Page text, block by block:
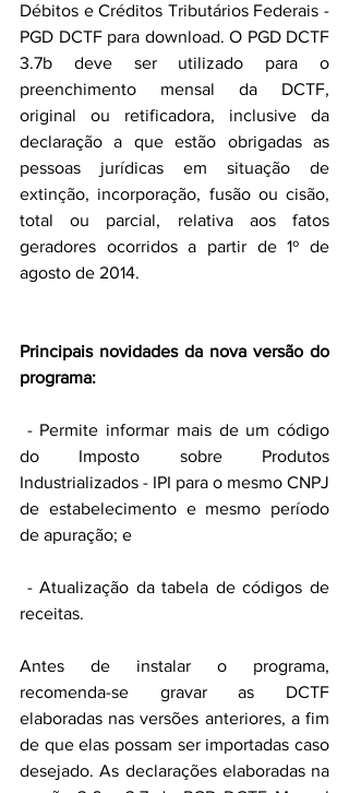
Débitos e Créditos Tributários Federais -
PGD DCTF para download. O PGD DCTF
3.7b deve ser utilizado para o
preenchimento mensal da DCTF,
original ou retificadora, inclusive da
declaração a que estão obrigadas as
pessoas jurídicas em situação de
extinção, incorporação, fusão ou cisão,
total ou parcial, relativa aos fatos
geradores ocorridos a partir de 1º de
agosto de 2014.
Principais novidades da nova versão do
programa:
- Permite informar mais de um código
do Imposto sobre Produtos
Industrializados - IPI para o mesmo CNPJ
de estabelecimento e mesmo período
de apuração; e
- Atualização da tabela de códigos de
receitas.
Antes de instalar o programa,
recomenda-se gravar as DCTF
elaboradas nas versões anteriores, a fim
de que elas possam ser importadas caso
desejado. As declarações elaboradas na